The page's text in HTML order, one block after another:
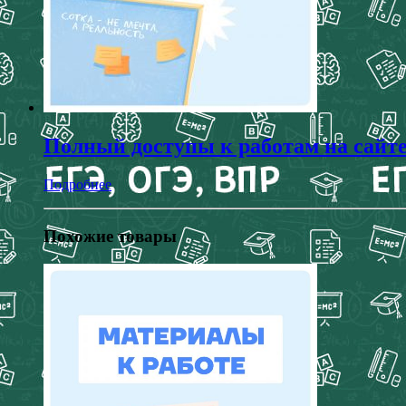
Полный доступы к работам на
Подробнее
Похожие товары